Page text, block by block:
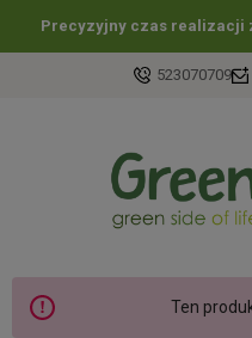
Precyzyjny czas realizacji
523070709
Ten